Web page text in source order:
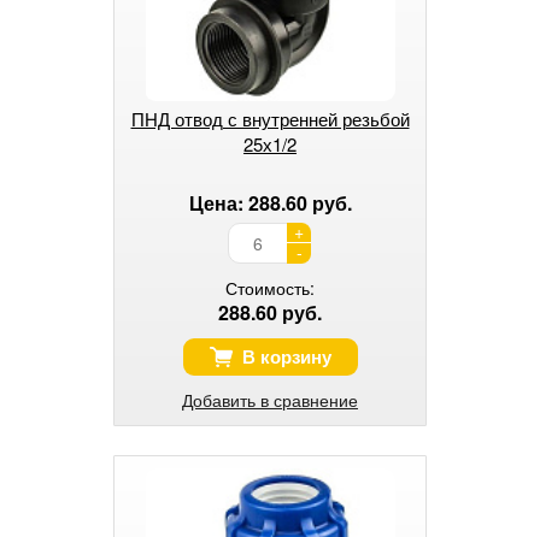
ПНД отвод с внутренней резьбой
25х1/2
Цена: 288.60 руб.
+
-
Стоимость:
288.60 руб.
В корзину
Добавить в сравнение